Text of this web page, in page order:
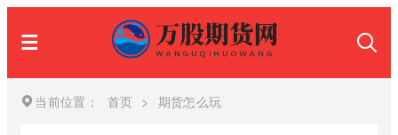
当前位置： 首页 > 期货怎么玩